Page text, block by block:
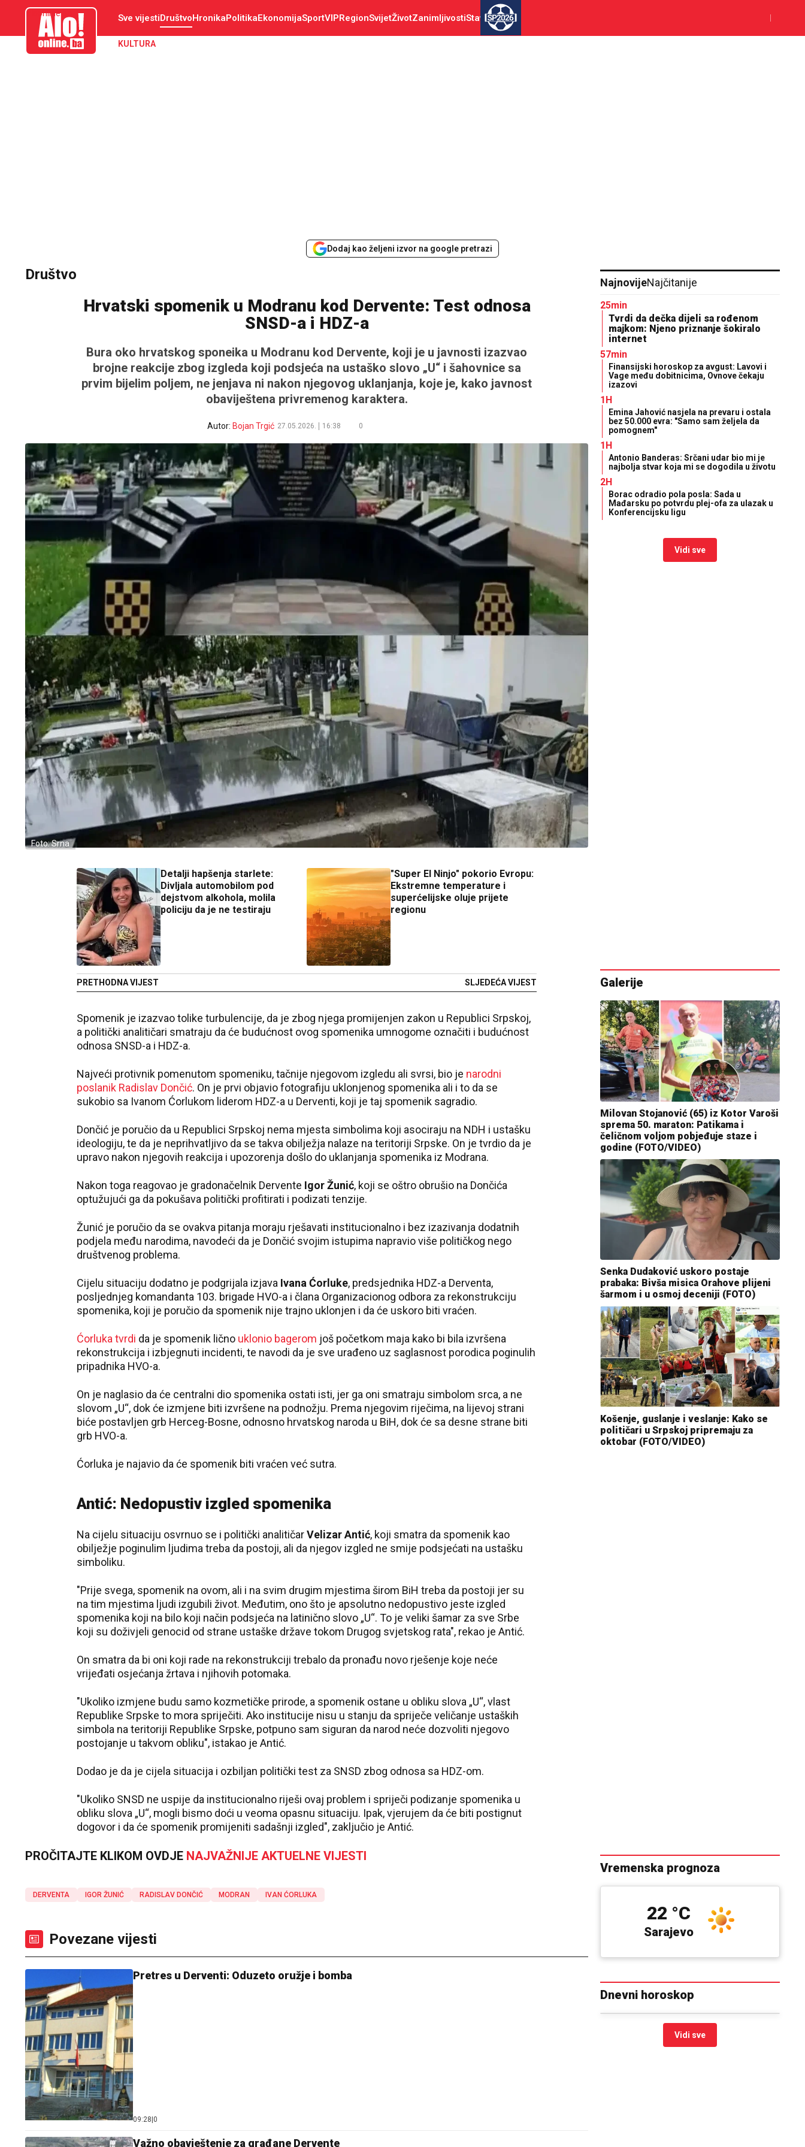
aloonline.ba Sve vijestiDruštvoHronikaPolitikaEkonomijaSportVIPRegionSvijetŽivotZanimljivostiStav SP2026
KULTURA
Dodaj kao željeni izvor na google pretrazi
Društvo
Hrvatski spomenik u Modranu kod Dervente: Test odnosa
SNSD-a i HDZ-a
Bura oko hrvatskog sponeika u Modranu kod Dervente, koji je u javnosti izazvao
brojne reakcije zbog izgleda koji podsjeća na ustaško slovo „U“ i šahovnice sa
prvim bijelim poljem, ne jenjava ni nakon njegovog uklanjanja, koje je, kako javnost
obaviještena privremenog karaktera.
Autor: Bojan Trgić 27.05.2026. 16:38 0
Foto: Srna
Detalji hapšenja starlete:
Divljala automobilom pod
dejstvom alkohola, molila
policiju da je ne testiraju
PRETHODNA VIJEST
"Super El Ninjo" pokorio Evropu:
Ekstremne temperature i
superćelijske oluje prijete
regionu
SLJEDEĆA VIJEST
Spomenik je izazvao tolike turbulencije, da je zbog njega promijenjen zakon u Republici Srpskoj,
a politički analitičari smatraju da će budućnost ovog spomenika umnogome označiti i budućnost
odnosa SNSD-a i HDZ-a.
Najveći protivnik pomenutom spomeniku, tačnije njegovom izgledu ali svrsi, bio je narodni
poslanik Radislav Dončić. On je prvi objavio fotografiju uklonjenog spomenika ali i to da se
sukobio sa Ivanom Ćorlukom liderom HDZ-a u Derventi, koji je taj spomenik sagradio.
Dončić je poručio da u Republici Srpskoj nema mjesta simbolima koji asociraju na NDH i ustašku
ideologiju, te da je neprihvatljivo da se takva obilježja nalaze na teritoriji Srpske. On je tvrdio da je
upravo nakon njegovih reakcija i upozorenja došlo do uklanjanja spomenika iz Modrana.
Nakon toga reagovao je gradonačelnik Dervente Igor Žunić, koji se oštro obrušio na Dončića
optužujući ga da pokušava politički profitirati i podizati tenzije.
Žunić je poručio da se ovakva pitanja moraju rješavati institucionalno i bez izazivanja dodatnih
podjela među narodima, navodeći da je Dončić svojim istupima napravio više političkog nego
društvenog problema.
Cijelu situaciju dodatno je podgrijala izjava Ivana Ćorluke, predsjednika HDZ-a Derventa,
posljednjeg komandanta 103. brigade HVO-a i člana Organizacionog odbora za rekonstrukciju
spomenika, koji je poručio da spomenik nije trajno uklonjen i da će uskoro biti vraćen.
Ćorluka tvrdi da je spomenik lično uklonio bagerom još početkom maja kako bi bila izvršena
rekonstrukcija i izbjegnuti incidenti, te navodi da je sve urađeno uz saglasnost porodica poginulih
pripadnika HVO-a.
On je naglasio da će centralni dio spomenika ostati isti, jer ga oni smatraju simbolom srca, a ne
slovom „U“, dok će izmjene biti izvršene na podnožju. Prema njegovim riječima, na lijevoj strani
biće postavljen grb Herceg-Bosne, odnosno hrvatskog naroda u BiH, dok će sa desne strane biti
grb HVO-a.
Ćorluka je najavio da će spomenik biti vraćen već sutra.
Antić: Nedopustiv izgled spomenika
Na cijelu situaciju osvrnuo se i politički analitičarVelizar Antić, koji smatra da spomenik kao
obilježje poginulim ljudima treba da postoji, ali da njegov izgled ne smije podsjećati na ustašku
simboliku.
"Prije svega, spomenik na ovom, ali i na svim drugim mjestima širom BiH treba da postoji jer su
na tim mjestima ljudi izgubili život. Međutim, ono što je apsolutno nedopustivo jeste izgled
spomenika koji na bilo koji način podsjeća na latinično slovo „U“. To je veliki šamar za sve Srbe
koji su doživjeli genocid od strane ustaške države tokom Drugog svjetskog rata", rekao je Antić.
On smatra da bi oni koji rade na rekonstrukciji trebalo da pronađu novo rješenje koje neće
vrijeđati osjećanja žrtava i njihovih potomaka.
"Ukoliko izmjene budu samo kozmetičke prirode, a spomenik ostane u obliku slova „U“, vlast
Republike Srpske to mora spriječiti. Ako institucije nisu u stanju da spriječe veličanje ustaških
simbola na teritoriji Republike Srpske, potpuno sam siguran da narod neće dozvoliti njegovo
postojanje u takvom obliku", istakao je Antić.
Dodao je da je cijela situacija i ozbiljan politički test za SNSD zbog odnosa sa HDZ-om.
"Ukoliko SNSD ne uspije da institucionalno riješi ovaj problem i spriječi podizanje spomenika u
obliku slova „U“, mogli bismo doći u veoma opasnu situaciju. Ipak, vjerujem da će biti postignut
dogovor i da će spomenik promijeniti sadašnji izgled", zaključio je Antić.
PROČITAJTE KLIKOM OVDJE NAJVAŽNIJE AKTUELNE VIJESTI
DERVENTA IGOR ŽUNIĆ RADISLAV DONČIĆ MODRAN IVAN ĆORLUKA
Povezane vijesti
Pretres u Derventi: Oduzeto oružje i bomba
09:28 0
Važno obavještenje za građane Dervente
NajnovijeNajčitanije
25min
Tvrdi da dečka dijeli sa rođenom
majkom: Njeno priznanje šokiralo
internet
57min
Finansijski horoskop za avgust: Lavovi i
Vage među dobitnicima, Ovnove čekaju
izazovi
1H
Emina Jahović nasjela na prevaru i ostala
bez 50.000 evra: "Samo sam željela da
pomognem"
1H
Antonio Banderas: Srčani udar bio mi je
najbolja stvar koja mi se dogodila u životu
2H
Borac odradio pola posla: Sada u
Mađarsku po potvrdu plej-ofa za ulazak u
Konferencijsku ligu
Vidi sve
Galerije
Milovan Stojanović (65) iz Kotor Varoši
sprema 50. maraton: Patikama i
čeličnom voljom pobjeđuje staze i
godine (FOTO/VIDEO)
Senka Dudaković uskoro postaje
prabaka: Bivša misica Orahove plijeni
šarmom i u osmoj deceniji (FOTO)
Košenje, guslanje i veslanje: Kako se
političari u Srpskoj pripremaju za
oktobar (FOTO/VIDEO)
Vremenska prognoza
Sarajevo
22 °C
Dnevni horoskop
Vidi sve